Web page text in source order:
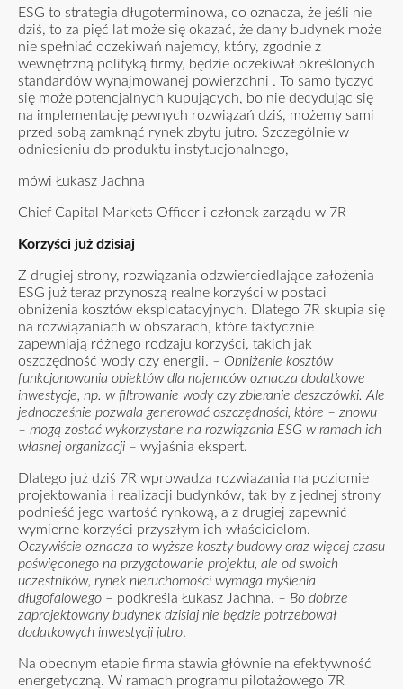
ESG to strategia długoterminowa, co oznacza, że jeśli nie
dziś, to za pięć lat może się okazać, że dany budynek może
nie spełniać oczekiwań najemcy, który, zgodnie z
wewnętrzną polityką firmy, będzie oczekiwał określonych
standardów wynajmowanej powierzchni . To samo tyczyć
się może potencjalnych kupujących, bo nie decydując się
na implementację pewnych rozwiązań dziś, możemy sami
przed sobą zamknąć rynek zbytu jutro. Szczególnie w
odniesieniu do produktu instytucjonalnego,
mówi Łukasz Jachna
Chief Capital Markets Officer i członek zarządu w 7R
Korzyści już dzisiaj
Z drugiej strony, rozwiązania odzwierciedlające założenia
ESG już teraz przynoszą realne korzyści w postaci
obniżenia kosztów eksploatacyjnych. Dlatego 7R skupia się
na rozwiązaniach w obszarach, które faktycznie
zapewniają różnego rodzaju korzyści, takich jak
oszczędność wody czy energii. – Obniżenie kosztów
funkcjonowania obiektów dla najemców oznacza dodatkowe
inwestycje, np. w filtrowanie wody czy zbieranie deszczówki. Ale
jednocześnie pozwala generować oszczędności, które – znowu
– mogą zostać wykorzystane na rozwiązania ESG w ramach ich
własnej organizacji – wyjaśnia ekspert.
Dlatego już dziś 7R wprowadza rozwiązania na poziomie
projektowania i realizacji budynków, tak by z jednej strony
podnieść jego wartość rynkową, a z drugiej zapewnić
wymierne korzyści przyszłym ich właścicielom. –
Oczywiście oznacza to wyższe koszty budowy oraz więcej czasu
poświęconego na przygotowanie projektu, ale od swoich
uczestników, rynek nieruchomości wymaga myślenia
długofalowego – podkreśla Łukasz Jachna. – Bo dobrze
zaprojektowany budynek dzisiaj nie będzie potrzebował
dodatkowych inwestycji jutro.
Na obecnym etapie firma stawia głównie na efektywność
energetyczną. W ramach programu pilotażowego 7R